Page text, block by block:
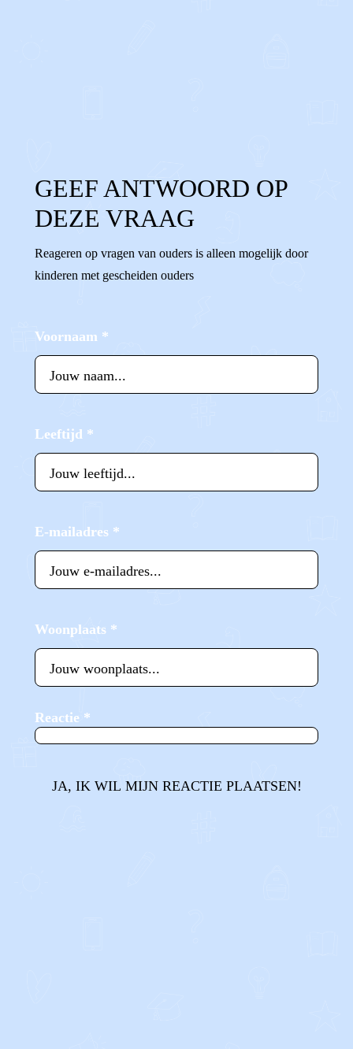
GEEF ANTWOORD OP
DEZE VRAAG
Reageren op vragen van ouders is alleen mogelijk door
kinderen met gescheiden ouders
Voornaam *
Leeftijd *
E-mailadres *
Woonplaats *
Reactie *
JA, IK WIL MIJN REACTIE PLAATSEN!